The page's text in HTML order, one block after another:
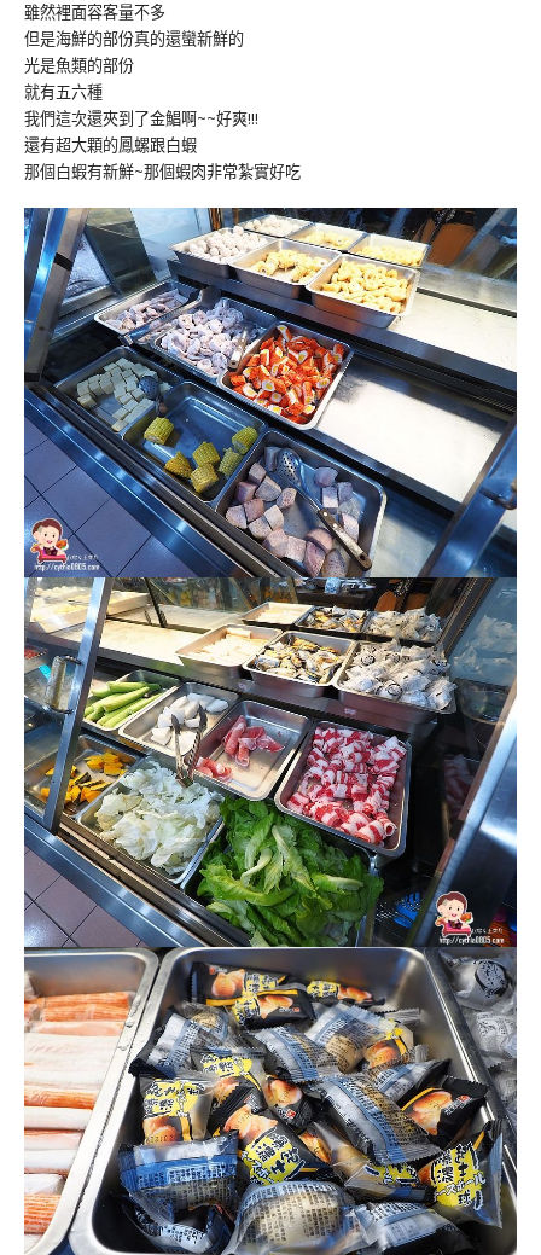
雖然裡面容客量不多
但是海鮮的部份真的還蠻新鮮的
光是魚類的部份
就有五六種
我們這次還夾到了金鯧啊~~好爽!!!
還有超大顆的鳳螺跟白蝦
那個白蝦有新鮮~那個蝦肉非常紮實好吃